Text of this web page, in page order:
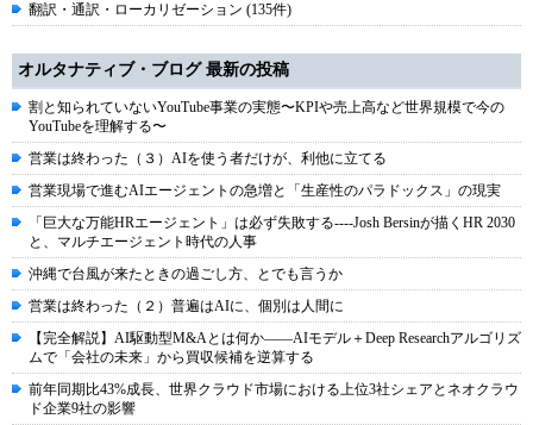
翻訳・通訳・ローカリゼーション (135件)
オルタナティブ・ブログ 最新の投稿
割と知られていないYouTube事業の実態〜KPIや売上高など世界規模で今の
YouTubeを理解する〜
営業は終わった（３）AIを使う者だけが、利他に立てる
営業現場で進むAIエージェントの急増と「生産性のパラドックス」の現実
「巨大な万能HRエージェント」は必ず失敗する----Josh Bersinが描くHR 2030
と、マルチエージェント時代の人事
沖縄で台風が来たときの過ごし方、とでも言うか
営業は終わった（２）普遍はAIに、個別は人間に
【完全解説】AI駆動型M&Aとは何か――AIモデル＋Deep Researchアルゴリズ
ムで「会社の未来」から買収候補を逆算する
前年同期比43%成長、世界クラウド市場における上位3社シェアとネオクラウ
ド企業9社の影響